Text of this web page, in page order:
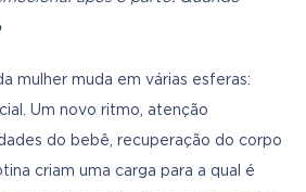
mulher muda em várias esferas:
Um novo ritmo, atenção
do bebê, recuperação do corpo
criam uma carga para a qual é